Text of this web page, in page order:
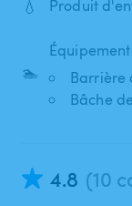
💧 Produit
🏊
Barrière
Bâche
4.8 (10